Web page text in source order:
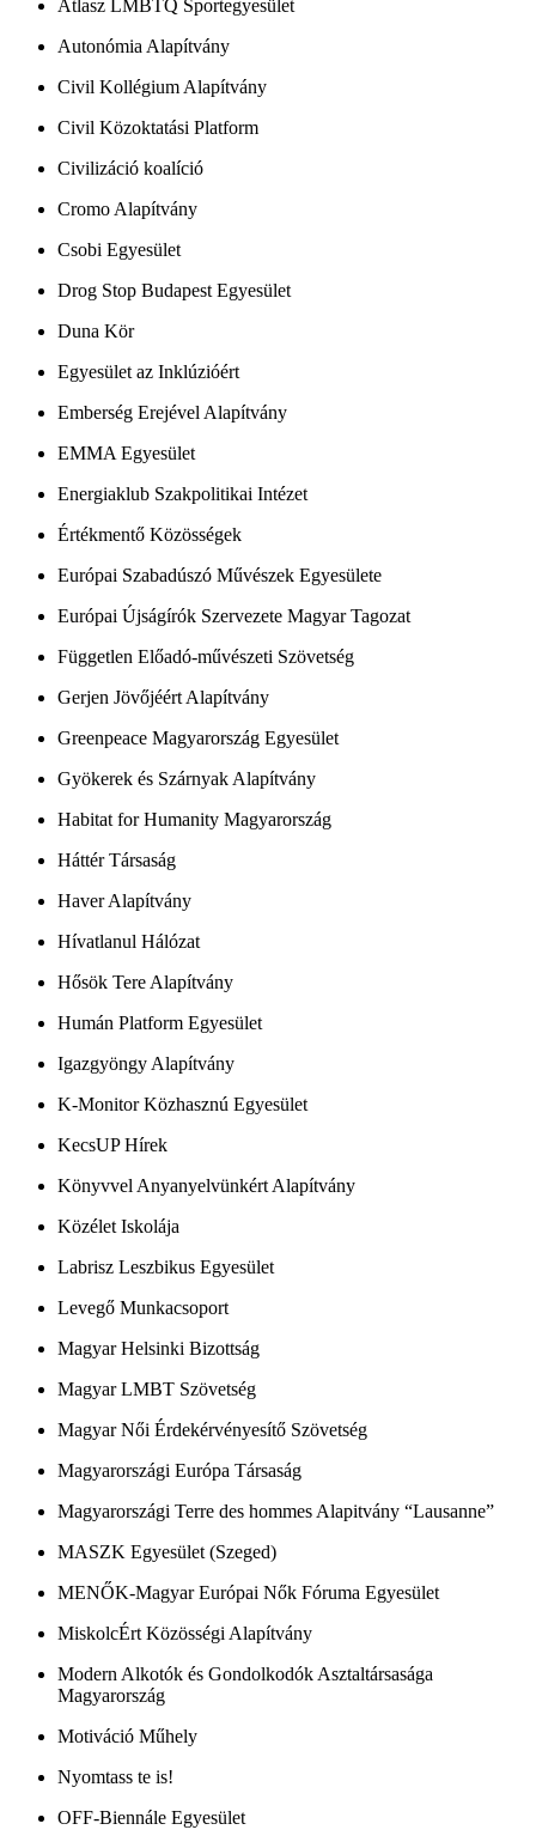
Atlasz LMBTQ Sportegyesület
Autonómia Alapítvány
Civil Kollégium Alapítvány
Civil Közoktatási Platform
Civilizáció koalíció
Cromo Alapítvány
Csobi Egyesület
Drog Stop Budapest Egyesület
Duna Kör
Egyesület az Inklúzióért
Emberség Erejével Alapítvány
EMMA Egyesület
Energiaklub Szakpolitikai Intézet
Értékmentő Közösségek
Európai Szabadúszó Művészek Egyesülete
Európai Újságírók Szervezete Magyar Tagozat
Független Előadó-művészeti Szövetség
Gerjen Jövőjéért Alapítvány
Greenpeace Magyarország Egyesület
Gyökerek és Szárnyak Alapítvány
Habitat for Humanity Magyarország
Háttér Társaság
Haver Alapítvány
Hívatlanul Hálózat
Hősök Tere Alapítvány
Humán Platform Egyesület
Igazgyöngy Alapítvány
K-Monitor Közhasznú Egyesület
KecsUP Hírek
Könyvvel Anyanyelvünkért Alapítvány
Közélet Iskolája
Labrisz Leszbikus Egyesület
Levegő Munkacsoport
Magyar Helsinki Bizottság
Magyar LMBT Szövetség
Magyar Női Érdekérvényesítő Szövetség
Magyarországi Európa Társaság
Magyarországi Terre des hommes Alapitvány “Lausanne”
MASZK Egyesület (Szeged)
MENŐK-Magyar Európai Nők Fóruma Egyesület
MiskolcÉrt Közösségi Alapítvány
Modern Alkotók és Gondolkodók Asztaltársasága
Magyarország
Motiváció Műhely
Nyomtass te is!
OFF-Biennále Egyesület